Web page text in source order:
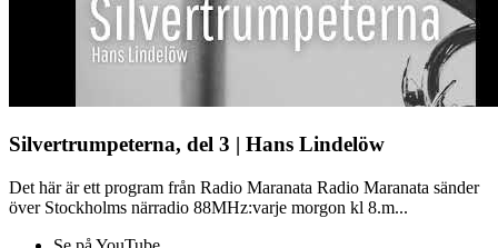
Silvertrumpeterna, del 3 | Hans Lindelöw
Det här är ett program från Radio Maranata Radio Maranata sänder
över Stockholms närradio 88MHz:varje morgon kl 8.m...